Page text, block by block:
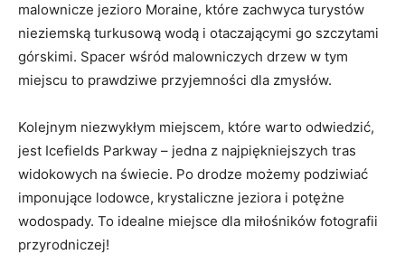
malownicze jezioro Moraine, które zachwyca turystów
nieziemską⁤ turkusową‌ wodą ‌i ‌otaczającymi go szczytami
górskimi. Spacer wśród‌ malowniczych drzew w tym
miejscu to prawdziwe przyjemności ⁢dla zmysłów.
Kolejnym niezwykłym miejscem, które warto odwiedzić,
jest Icefields Parkway⁣ – jedna z najpiękniejszych tras
widokowych​ na świecie. Po drodze możemy podziwiać
imponujące lodowce, krystaliczne jeziora i⁣ potężne
wodospady. To idealne miejsce dla miłośników fotografii
przyrodniczej!